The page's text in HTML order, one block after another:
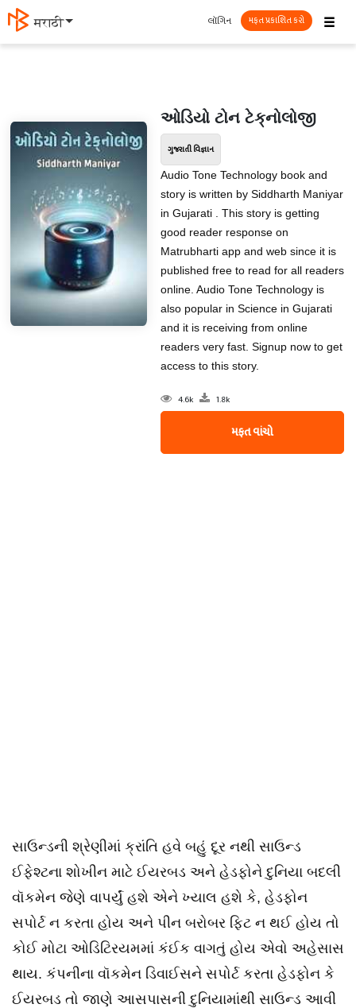
मराठी ☰
લૉગિન મફત પ્રકાશિત કરો
ઓડિયો ટોન ટેક્‌નોલોજી
ગુજરાતી વિજ્ઞાન
Audio Tone Technology book and
story is written by Siddharth Maniyar
in Gujarati . This story is getting
good reader response on
Matrubharti app and web since it is
published free to read for all readers
online. Audio Tone Technology is
also popular in Science in Gujarati
and it is receiving from online
readers very fast. Signup now to get
access to this story.
4.6k 1.8k
મફત વાંચો
સાઉન્ડની શ્રેણીમાં ક્રાંતિ હવે બહું દૂર નથી સાઉન્ડ
ઈફેશ્ટના શોખીન માટે ઈયરબડ અને હેડફોને દુનિયા બદલી
વૉકમેન જેણે વાપર્યું હશે એને ખ્યાલ હશે કે, હેડફોન
સપોર્ટ ન કરતા હોય અને પીન બરોબર ફિટ ન થઈ હોય તો
કોઈ મોટા ઓડિટિરયમમાં કંઈક વાગતું હોય એવો અહેસાસ
થાય. કંપનીના વૉકમેન ડિવાઈસને સપોર્ટ કરતા હેડફોન કે
ઈયરબડ તો જાણે આસપાસની દુનિયામાંથી સાઉન્ડ આવી